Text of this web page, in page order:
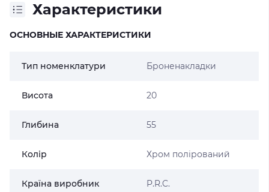
Характеристики
ОСНОВНЫЕ ХАРАКТЕРИСТИКИ
Тип номенклатури Броненакладки
Висота 20
Глибина 55
Колір Хром полірований
Країна виробник P.R.C.